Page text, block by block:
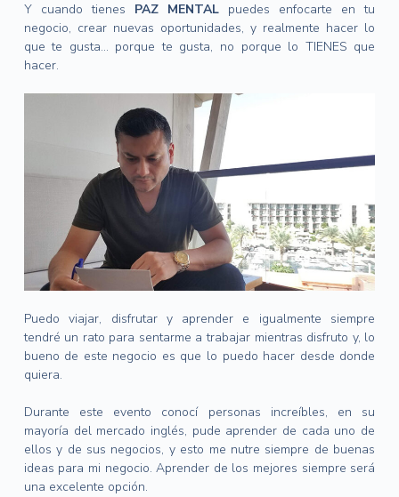
Y cuando tienes PAZ MENTAL puedes enfocarte en tu
negocio, crear nuevas oportunidades, y realmente hacer lo
que te gusta… porque te gusta, no porque lo TIENES que
hacer.
Puedo viajar, disfrutar y aprender e igualmente siempre
tendré un rato para sentarme a trabajar mientras disfruto y, lo
bueno de este negocio es que lo puedo hacer desde donde
quiera.
Durante este evento conocí personas increíbles, en su
mayoría del mercado inglés, pude aprender de cada uno de
ellos y de sus negocios, y esto me nutre siempre de buenas
ideas para mi negocio. Aprender de los mejores siempre será
una excelente opción.